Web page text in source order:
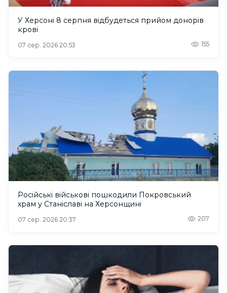
У Херсоні 8 серпня відбудеться прийом донорів
крові
07 сер. 2026 20:53 155
Російські військові пошкодили Покровський
храм у Станіславі на Херсонщині
07 сер. 2026 20:37 207